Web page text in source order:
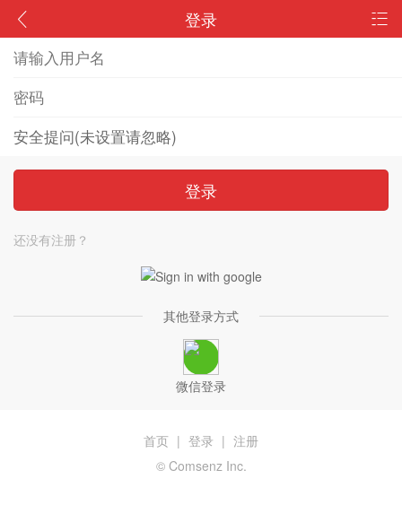
登录
登录
还没有注册？
其他登录方式
微信登录
首页 | 登录 | 注册
© Comsenz Inc.